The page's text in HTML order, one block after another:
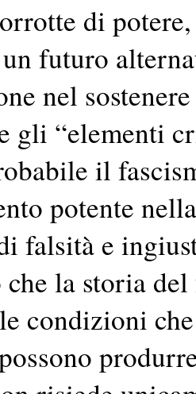
di
futuro
nel
gli “elementi
il
potente
falsità e
la storia
condizioni